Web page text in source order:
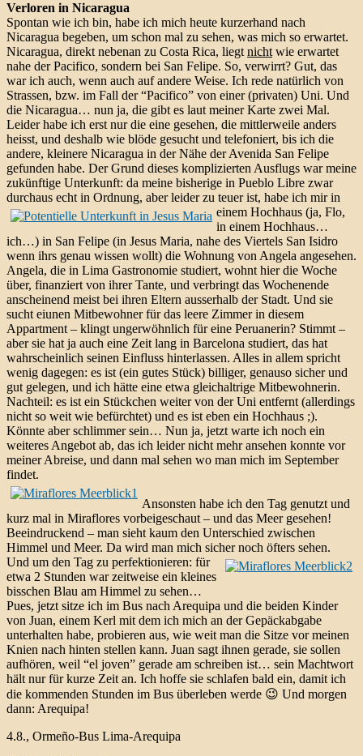
Verloren in Nicaragua
Spontan wie ich bin, habe ich mich heute kurzerhand nach
Nicaragua begeben, um schon mal zu sehen, was mich so erwartet.
Nicaragua, direkt nebenan zu Costa Rica, liegt nicht wie erwartet
nahe der Pacifico, sondern bei San Felipe. So, verwirrt? Gut, das
war ich auch, wenn auch auf andere Weise. Ich rede natürlich von
Strassen, bzw. im Fall der “Pacifico” von einer (privaten) Uni. Und
die Nicaragua… nun ja, die gibt es laut meiner Karte zwei Mal.
Leider habe ich erst nur die eine gesehen, die mittlerweile anders
heisst, und deshalb wie blöde gesucht und telefoniert, bis ich die
andere, kleinere Nicaragua in der Nähe der Avenida San Felipe
gefunden habe. Der Grund dieses komplizierten Ausflugs war meine
zukünftige Unterkunft: da meine bisherige in Pueblo Libre zwar
durchaus echt in Ordnung, aber leider zu teuer ist, habe ich mir in
einem Hochhaus (ja, Flo,
in einem Hochhaus…
ich…) in San Felipe (in Jesus Maria, nahe des Viertels San Isidro
wenn ihrs genau wissen wollt) die Wohnung von Angela angesehen.
Angela, die in Lima Gastronomie studiert, wohnt hier die Woche
über, finanziert von ihrer Tante, und verbringt das Wochenende
anscheinend meist bei ihren Eltern ausserhalb der Stadt. Und sie
sucht eiunen Mitbewohner für das leere Zimmer in diesem
Appartment – klingt ungerwöhnlich für eine Peruanerin? Stimmt –
aber sie hat ja auch eine Zeit lang in Barcelona studiert, das hat
wahrscheinlich seinen Einfluss hinterlassen. Alles in allem spricht
wenig dagegen: es ist (ein gutes Stück) billiger, genauso sicher und
gut gelegen, und ich hätte eine etwa gleichaltrige Mitbewohnerin.
Nachteil: es ist ein Stückchen weiter von der Uni entfernt (allerdings
nicht so weit wie befürchtet) und es ist eben ein Hochhaus ;).
Könnte aber schlimmer sein… Nun ja, jetzt warte ich noch ein
weiteres Angebot ab, das ich leider nicht mehr ansehen konnte vor
meiner Abreise, und dann mal sehen wo man mich im September
findet.
Ansonsten habe ich den Tag genutzt und
kurz mal in Miraflores vorbeigeschaut – und das Meer gesehen!
Beeindruckend – man sieht kaum den Unterschied zwischen
Himmel und Meer. Da wird man mich sicher noch öfters sehen.
Und um den Tag zu perfektionieren: für
etwa 2 Stunden war zeitweise ein kleines
bisschen Blau am Himmel zu sehen…
Pues, jetzt sitze ich im Bus nach Arequipa und die beiden Kinder
von Juan, einem Kerl mit dem ich mich an der Gepäckabgabe
unterhalten habe, probieren aus, wie weit man die Sitze vor meinen
Knien nach hinten stellen kann. Juan sagt ihnen gerade, sie sollen
aufhören, weil “el joven” gerade am schreiben ist… sein Machtwort
hält nur für kurze Zeit an. Ich hoffe sie schlafen bald ein, damit ich
die kommenden Stunden im Bus überleben werde 😉 Und morgen
dann: Arequipa!
4.8., Ormeño-Bus Lima-Arequipa